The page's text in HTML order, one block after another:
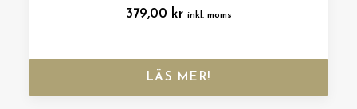
379,00 kr inkl. moms
LÄS MER!